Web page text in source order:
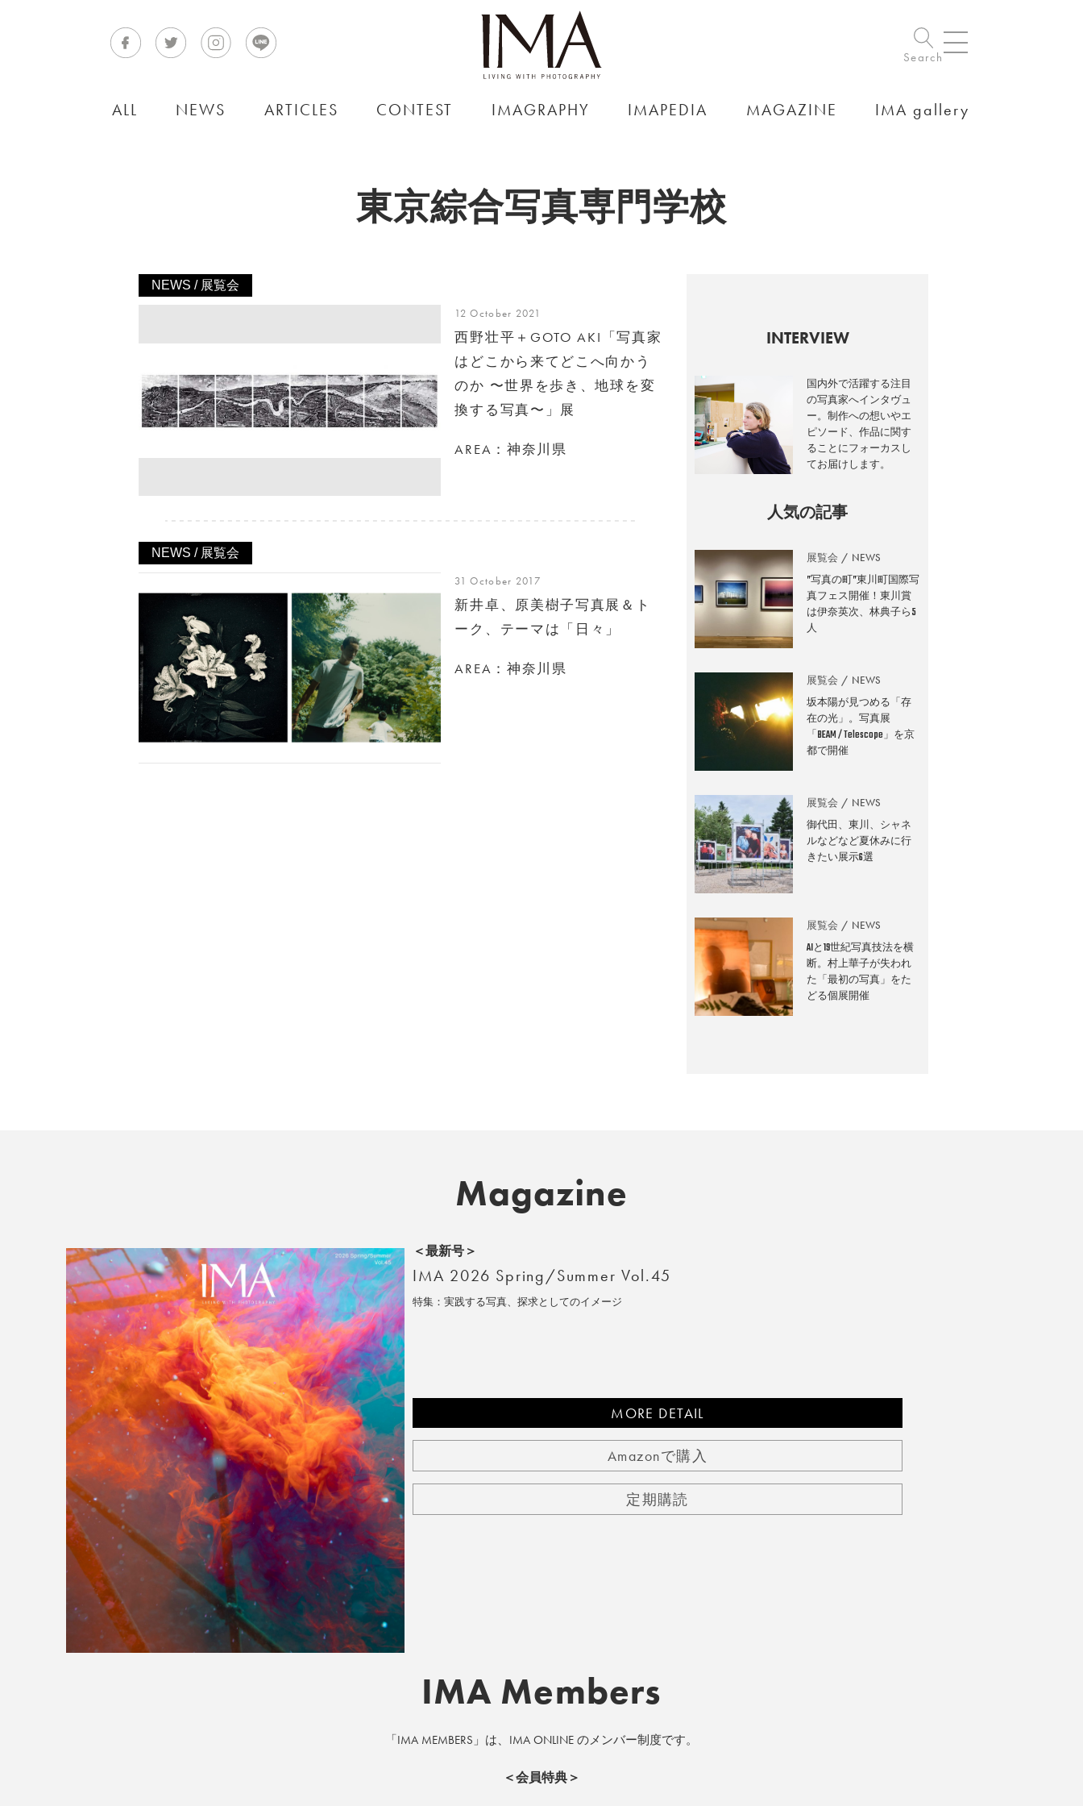
Search
ALL NEWS ARTICLES CONTEST IMAGRAPHY IMAPEDIA MAGAZINE IMA gallery
東京綜合写真専門学校
NEWS / 展覧会
12 October 2021
西野壮平＋GOTO AKI「写真家
はどこから来てどこへ向かう
のか 〜世界を歩き、地球を変
換する写真〜」展
AREA：神奈川県
NEWS / 展覧会
31 October 2017
新井卓、原美樹子写真展＆ト
ーク、テーマは「日々」
AREA：神奈川県
INTERVIEW
国内外で活躍する注目
の写真家へインタヴュ
ー。制作への想いやエ
ピソード、作品に関す
ることにフォーカスし
てお届けします。
人気の記事
展覧会 NEWS
”写真の町”東川町国際写
真フェス開催！東川賞
は伊奈英次、林典子ら5
人
展覧会 NEWS
坂本陽が見つめる「存
在の光」。写真展
「BEAM / Telescope」を京
都で開催
展覧会 NEWS
御代田、東川、シャネ
ルなどなど夏休みに行
きたい展示6選
展覧会 NEWS
AIと19世紀写真技法を横
断。村上華子が失われ
た「最初の写真」をた
どる個展開催
Magazine
>>全国の取り扱い店舗
＜最新号＞
IMA 2026 Spring/Summer Vol.45
特集：実践する写真、探求としてのイメージ
MORE DETAIL
Amazonで購入
定期購読
IMA Members
「IMA MEMBERS」は、IMA ONLINE のメンバー制度です。
＜会員特典＞